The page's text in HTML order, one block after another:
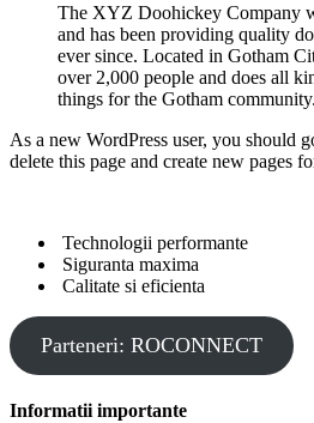
The XYZ Doohickey Company
and has been providing quality
ever since. Located in Gotham
over 2,000 people and does all
things for the Gotham community.
As a new WordPress user, you should
delete this page and create new pages
Technologii performante
Siguranta maxima
Calitate si eficienta
Parteneri: ROCONNECT
Informatii importante